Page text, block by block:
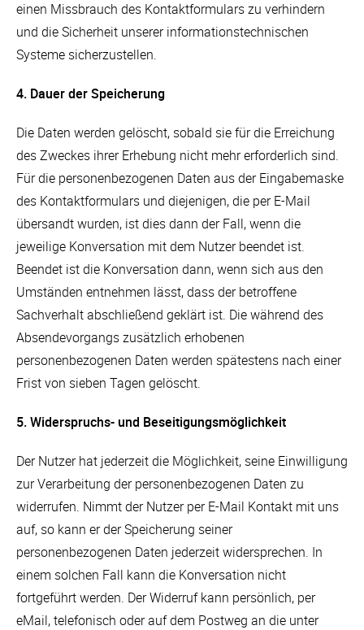
einen Missbrauch des Kontaktformulars zu verhindern
und die Sicherheit unserer informationstechnischen
Systeme sicherzustellen.
4. Dauer der Speicherung
Die Daten werden gelöscht, sobald sie für die Erreichung
des Zweckes ihrer Erhebung nicht mehr erforderlich sind.
Für die personenbezogenen Daten aus der Eingabemaske
des Kontaktformulars und diejenigen, die per E-Mail
übersandt wurden, ist dies dann der Fall, wenn die
jeweilige Konversation mit dem Nutzer beendet ist.
Beendet ist die Konversation dann, wenn sich aus den
Umständen entnehmen lässt, dass der betroffene
Sachverhalt abschließend geklärt ist. Die während des
Absendevorgangs zusätzlich erhobenen
personenbezogenen Daten werden spätestens nach einer
Frist von sieben Tagen gelöscht.
5. Widerspruchs- und Beseitigungsmöglichkeit
Der Nutzer hat jederzeit die Möglichkeit, seine Einwilligung
zur Verarbeitung der personenbezogenen Daten zu
widerrufen. Nimmt der Nutzer per E-Mail Kontakt mit uns
auf, so kann er der Speicherung seiner
personenbezogenen Daten jederzeit widersprechen. In
einem solchen Fall kann die Konversation nicht
fortgeführt werden. Der Widerruf kann persönlich, per
eMail, telefonisch oder auf dem Postweg an die unter